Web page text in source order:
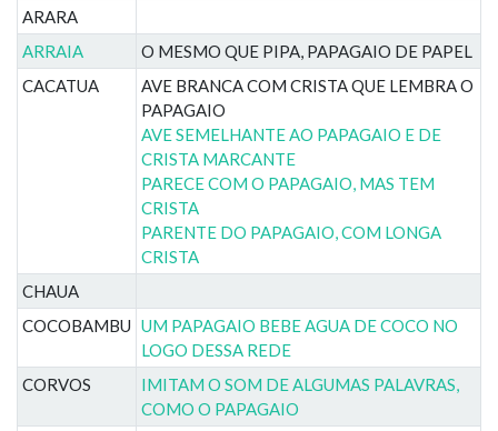
ARARA
ARRAIA
O MESMO QUE PIPA, PAPAGAIO DE PAPEL
CACATUA
AVE BRANCA COM CRISTA QUE LEMBRA O
PAPAGAIO
AVE SEMELHANTE AO PAPAGAIO E DE
CRISTA MARCANTE
PARECE COM O PAPAGAIO, MAS TEM
CRISTA
PARENTE DO PAPAGAIO, COM LONGA
CRISTA
CHAUA
COCOBAMBU UM PAPAGAIO BEBE AGUA DE COCO NO
LOGO DESSA REDE
CORVOS
IMITAM O SOM DE ALGUMAS PALAVRAS,
COMO O PAPAGAIO